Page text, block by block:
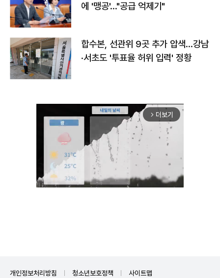
에 '맹공'…"공급 억제기"
합수본, 선관위 9곳 추가 압색…강남
·서초도 '투표율 허위 입력' 정황
arrow_forward_ios 더보기
개인정보처리방침 청소년보호정책 사이트맵